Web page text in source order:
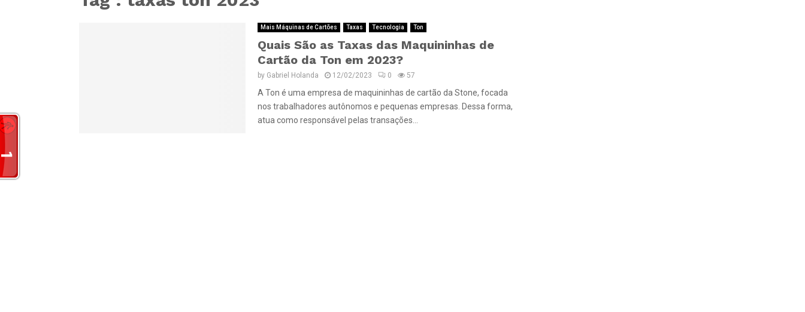
Mais Máquinas de Cartões Taxas Tecnologia Ton
Quais São as Taxas das Maquininhas de
Cartão da Ton em 2023?
by Gabriel Holanda 12/02/2023 0 57
A Ton é uma empresa de maquininhas de cartão da Stone, focada
nos trabalhadores autônomos e pequenas empresas. Dessa forma,
atua como responsável pelas transações...